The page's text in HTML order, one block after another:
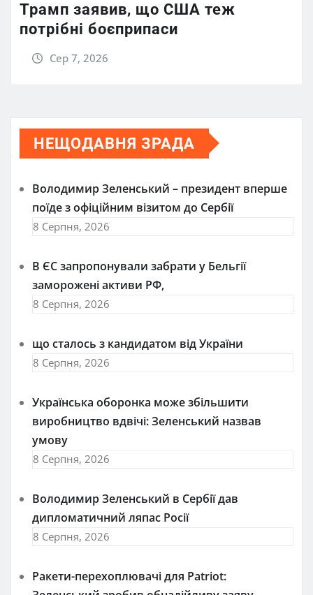
Трамп заявив, що США теж
потрібні боєприпаси
Сер 7, 2026
НЕЩОДАВНЯ ЗРАДА
Володимир Зеленський – президент вперше
поїде з офіційним візитом до Сербії
8 Серпня, 2026
В ЄС запропонували забрати у Бельгії
заморожені активи РФ,
8 Серпня, 2026
що сталось з кандидатом від України
8 Серпня, 2026
Українська оборонка може збільшити
виробництво вдвічі: Зеленський назвав
умову
8 Серпня, 2026
Володимир Зеленський в Сербії дав
дипломатичний ляпас Росії
8 Серпня, 2026
Ракети-перехоплювачі для Patriot: